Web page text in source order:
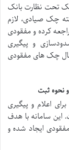
تحت نظارت بانک
چک صیادی، لازم
کرده و مفقودی
و پیگیری
چک های مفقودی
برای اعلام و پیگیری
سامانه با هدف
ایجاد شده و